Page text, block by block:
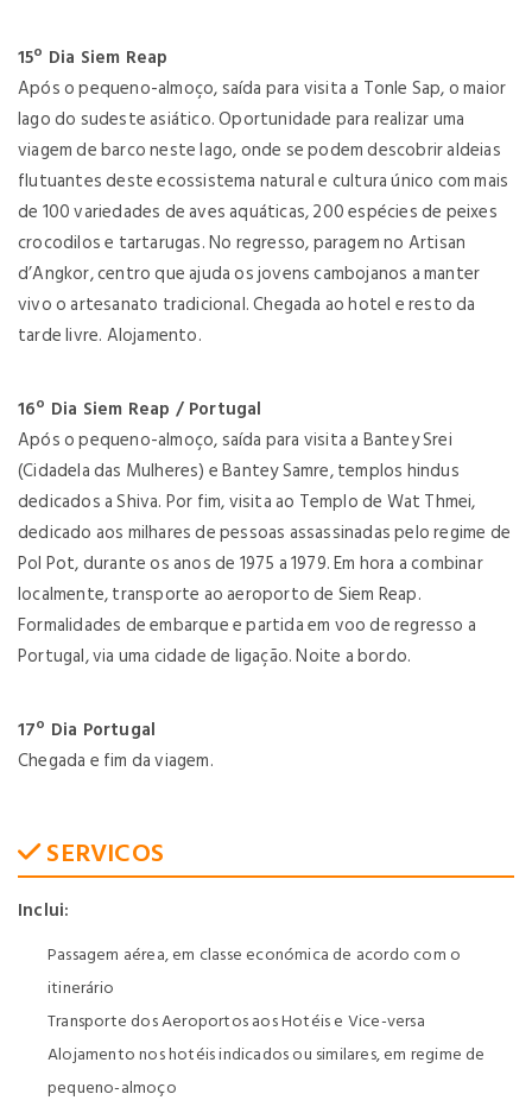
15º Dia Siem Reap
Após o pequeno-almoço, saída para visita a Tonle Sap, o maior
lago do sudeste asiático. Oportunidade para realizar uma
viagem de barco neste lago, onde se podem descobrir aldeias
flutuantes deste ecossistema natural e cultura único com mais
de 100 variedades de aves aquáticas, 200 espécies de peixes
crocodilos e tartarugas. No regresso, paragem no Artisan
d’Angkor, centro que ajuda os jovens cambojanos a manter
vivo o artesanato tradicional. Chegada ao hotel e resto da
tarde livre. Alojamento.
16º Dia Siem Reap / Portugal
Após o pequeno-almoço, saída para visita a Bantey Srei
(Cidadela das Mulheres) e Bantey Samre, templos hindus
dedicados a Shiva. Por fim, visita ao Templo de Wat Thmei,
dedicado aos milhares de pessoas assassinadas pelo regime de
Pol Pot, durante os anos de 1975 a 1979. Em hora a combinar
localmente, transporte ao aeroporto de Siem Reap.
Formalidades de embarque e partida em voo de regresso a
Portugal, via uma cidade de ligação. Noite a bordo.
17º Dia Portugal
Chegada e fim da viagem.
SERVICOS
Inclui:
Passagem aérea, em classe económica de acordo com o
itinerário
Transporte dos Aeroportos aos Hotéis e Vice-versa
Alojamento nos hotéis indicados ou similares, em regime de
pequeno-almoço